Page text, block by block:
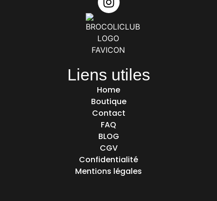
Liens utiles
Home
Boutique
Contact
FAQ
BLOG
CGV
Confidentialité
Mentions légales